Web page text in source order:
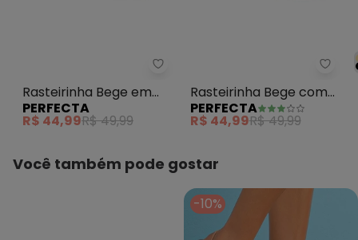
Perfecta - Rasteirinha Bege
Rasteirinha Bege em
Sintético
PERFECTA
R$ 44,99R$ 49,99
Rasteirinha Bege com
Detalhe de Laço em
Strass
PERFECTA
R$ 44,99R$ 49,99
Você também pode gostar
-10%